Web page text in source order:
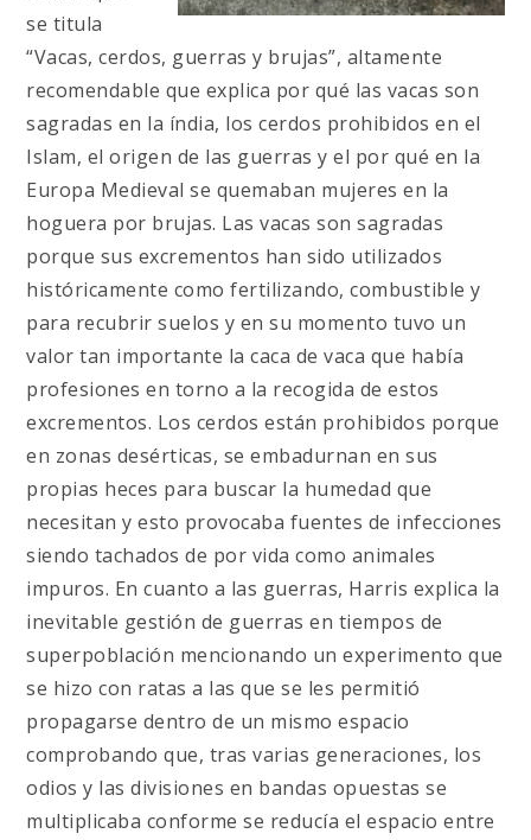
se titula
“Vacas, cerdos, guerras y brujas”, altamente
recomendable que explica por qué las vacas son
sagradas en la índia, los cerdos prohibidos en el
Islam, el origen de las guerras y el por qué en la
Europa Medieval se quemaban mujeres en la
hoguera por brujas. Las vacas son sagradas
porque sus excrementos han sido utilizados
históricamente como fertilizando, combustible y
para recubrir suelos y en su momento tuvo un
valor tan importante la caca de vaca que había
profesiones en torno a la recogida de estos
excrementos. Los cerdos están prohibidos porque
en zonas desérticas, se embadurnan en sus
propias heces para buscar la humedad que
necesitan y esto provocaba fuentes de infecciones
siendo tachados de por vida como animales
impuros. En cuanto a las guerras, Harris explica la
inevitable gestión de guerras en tiempos de
superpoblación mencionando un experimento que
se hizo con ratas a las que se les permitió
propagarse dentro de un mismo espacio
comprobando que, tras varias generaciones, los
odios y las divisiones en bandas opuestas se
multiplicaba conforme se reducía el espacio entre